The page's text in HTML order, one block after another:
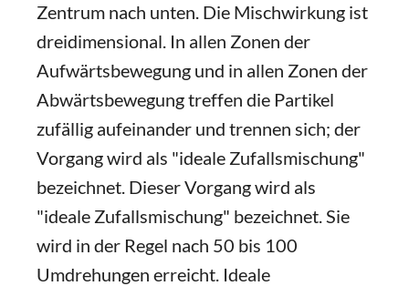
Zentrum nach unten. Die Mischwirkung ist
dreidimensional. In allen Zonen der
Aufwärtsbewegung und in allen Zonen der
Abwärtsbewegung treffen die Partikel
zufällig aufeinander und trennen sich; der
Vorgang wird als "ideale Zufallsmischung"
bezeichnet. Dieser Vorgang wird als
"ideale Zufallsmischung" bezeichnet. Sie
wird in der Regel nach 50 bis 100
Umdrehungen erreicht. Ideale